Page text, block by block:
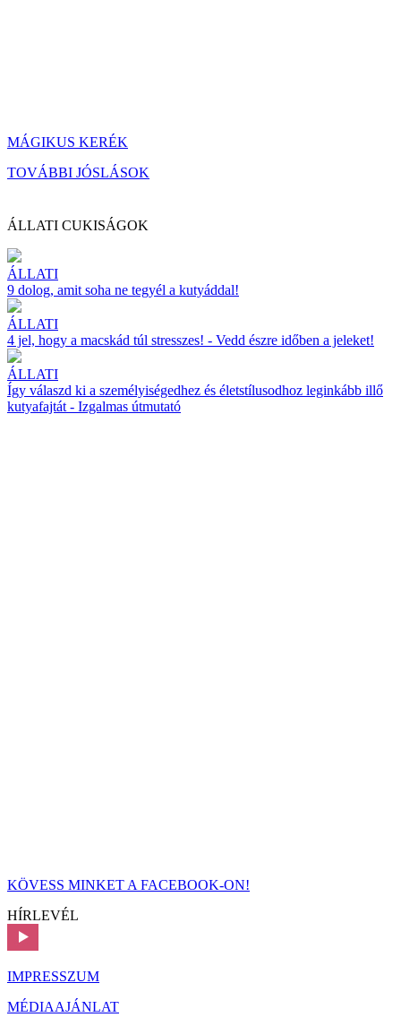
MÁGIKUS KERÉK
TOVÁBBI JÓSLÁSOK
ÁLLATI CUKISÁGOK
ÁLLATI
9 dolog, amit soha ne tegyél a kutyáddal!
ÁLLATI
4 jel, hogy a macskád túl stresszes! - Vedd észre időben a jeleket!
ÁLLATI
Így válaszd ki a személyiségedhez és életstílusodhoz leginkább illő
kutyafajtát - Izgalmas útmutató
KÖVESS MINKET A FACEBOOK-ON!
HÍRLEVÉL
IMPRESSZUM
MÉDIAAJÁNLAT